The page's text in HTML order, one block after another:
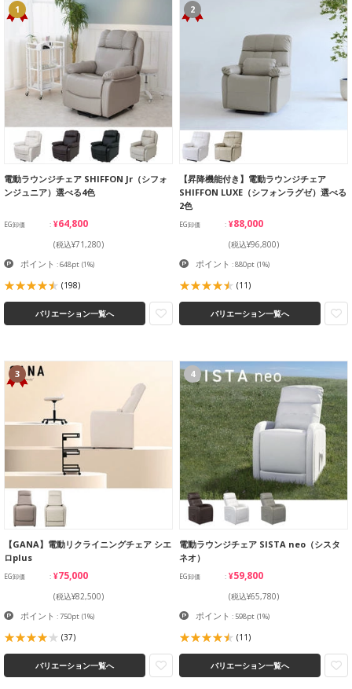
1
電動ラウンジチェア SHIFFON Jr（シフォ
ンジュニア）選べる4色
EG卸価 ¥64,800
(税込¥71,280)
ポイント : 648pt (1%)
(198)
バリエーション一覧へ
2
【昇降機能付き】電動ラウンジチェア
SHIFFON LUXE（シフォンラグゼ）選べる
2色
EG卸価 ¥88,000
(税込¥96,800)
ポイント : 880pt (1%)
(11)
バリエーション一覧へ
3
【GANA】電動リクライニングチェア シエ
ロplus
EG卸価 ¥75,000
(税込¥82,500)
ポイント : 750pt (1%)
(37)
バリエーション一覧へ
4
電動ラウンジチェア SISTA neo（シスタ
ネオ）
EG卸価 ¥59,800
(税込¥65,780)
ポイント : 598pt (1%)
(11)
バリエーション一覧へ